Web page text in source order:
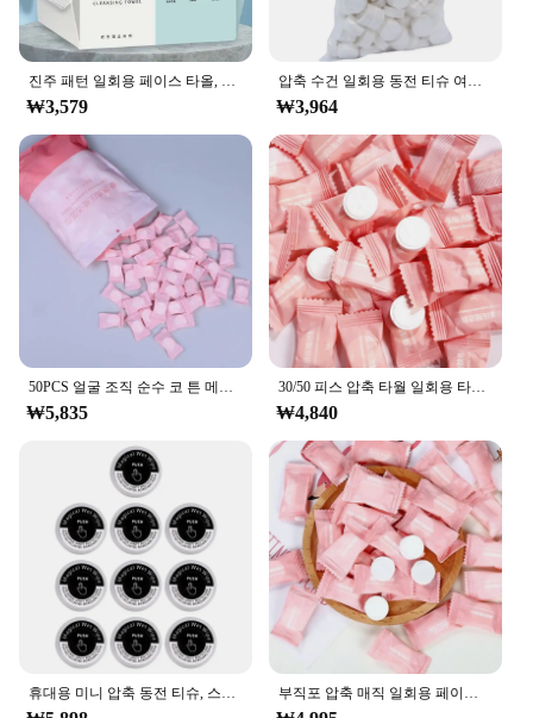
진주 패턴 일회용 페이스 타올, 100% 코튼 티슈, 재사용 가능한 부드러운 페이셜 클렌징, 습식 및 건식 메이크업 부직포 타월
₩3,579
압축 수건 일회용 동전 티슈 여행 휴대용 미니 압축 수건, 야외 여행 바베큐 야외 캠핑용, 50 개
₩3,964
₩5,835
30/50 피스 압축 타월 일회용 타월 여행용 부직포 페이스 케어 태블릿, 물수건
₩4,840